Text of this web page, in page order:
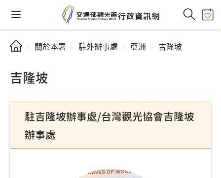
關於本署 駐外辦事處 亞洲 吉隆坡
吉隆坡
駐吉隆坡辦事處/台灣觀光協會吉隆坡
辦事處